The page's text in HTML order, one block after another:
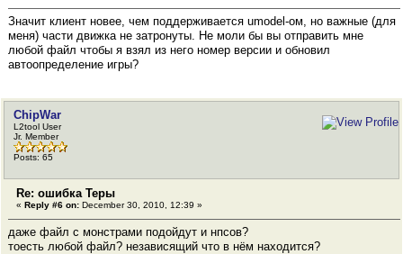
Значит клиент новее, чем поддерживается umodel-ом, но важные (для
меня) части движка не затронуты. Не моли бы вы отправить мне
любой файл чтобы я взял из него номер версии и обновил
автоопределение игры?
ChipWar
L2tool User
Jr. Member
Posts: 65
Re: ошибка Теры
« Reply #6 on: December 30, 2010, 12:39 »
даже файл с монстрами подойдут и нпсов?
тоесть любой файл? независящий что в нём находится?